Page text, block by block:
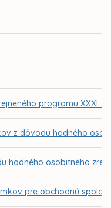
programu XXXI.
z dôvodu hodného
hodného osobitného
pre obchodnú